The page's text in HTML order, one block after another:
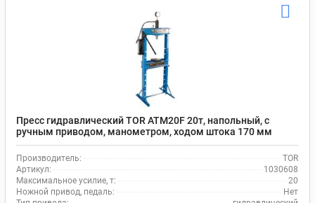
Пресс гидравлический TOR ATM20F 20т, напольный, с
ручным приводом, манометром, ходом штока 170 мм
Производитель:
TOR
Артикул:
1030608
Максимальное усилие, т:
20
Ножной привод, педаль:
Нет